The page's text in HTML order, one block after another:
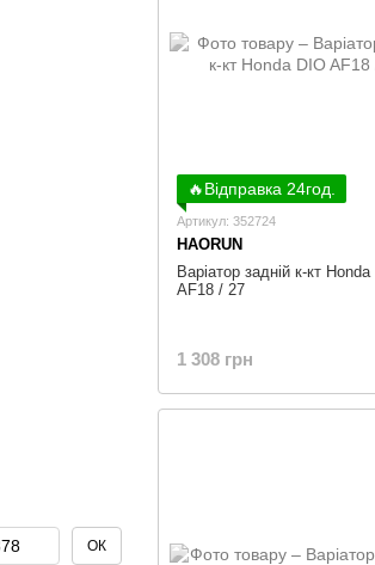
🔥Відправка 24год.
Артикул: 352724
HAORUN
Варіатор задній к-кт
AF18 / 27
1 308 грн
ОК